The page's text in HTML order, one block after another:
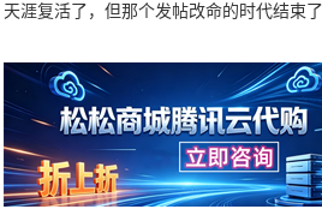
天涯复活了，但那个发帖改命的时代结束了